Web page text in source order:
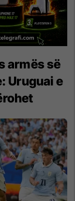
armës së
Uruguai e